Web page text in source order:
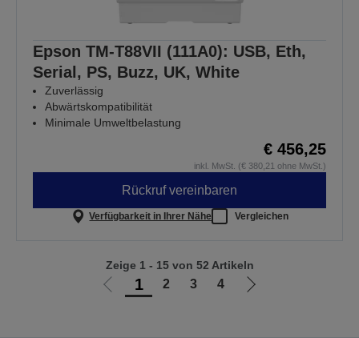
Epson TM-T88VII (111A0): USB, Eth,
Serial, PS, Buzz, UK, White
Zuverlässig
Abwärtskompatibilität
Minimale Umweltbelastung
€ 456,25
inkl. MwSt. (€ 380,21 ohne MwSt.)
Rückruf vereinbaren
Verfügbarkeit in Ihrer Nähe Vergleichen
Zur
1 2 3 4
Zur
Zeige 1 - 15 von 52 Artikeln